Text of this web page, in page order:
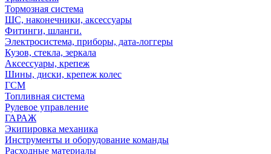
Тормозная система
ШС, наконечники, аксессуары
Фитинги, шланги.
Электросистема, приборы, дата-логгеры
Кузов, стекла, зеркала
Аксессуары, крепеж
Шины, диски, крепеж колес
ГСМ
Топливная система
Рулевое управление
ГАРАЖ
Экипировка механика
Инструменты и оборудование команды
Расходные материалы